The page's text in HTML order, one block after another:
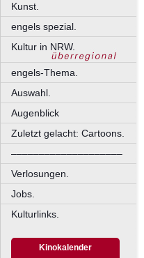
Kunst.
engels spezial.
Kultur in NRW.
engels-Thema.
Auswahl.
Augenblick
Zuletzt gelacht: Cartoons.
––––––––––––––––––––
Verlosungen.
Jobs.
Kulturlinks.
Kinokalender